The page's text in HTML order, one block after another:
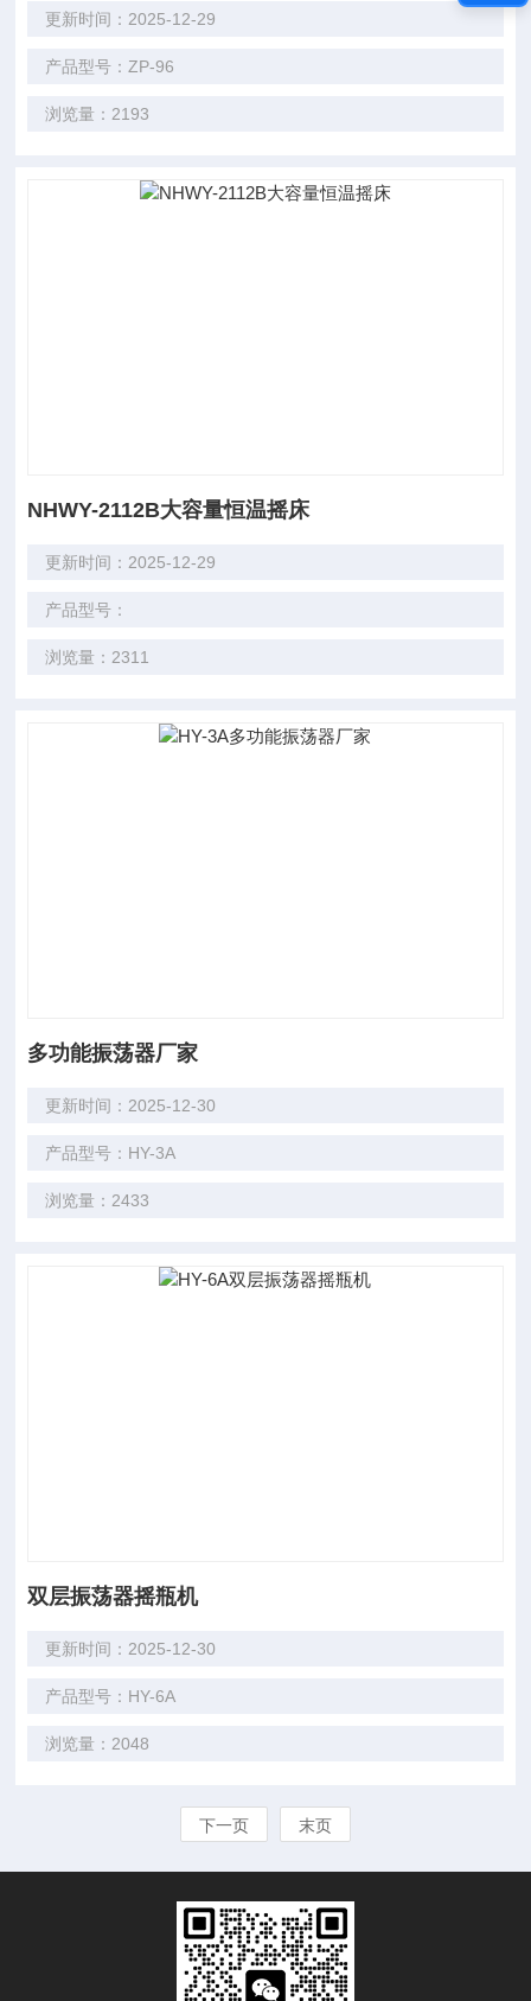
更新时间：2025-12-29
产品型号：ZP-96
浏览量：2193
NHWY-2112B大容量恒温摇床
更新时间：2025-12-29
产品型号：
浏览量：2311
多功能振荡器厂家
更新时间：2025-12-30
产品型号：HY-3A
浏览量：2433
双层振荡器摇瓶机
更新时间：2025-12-30
产品型号：HY-6A
浏览量：2048
下一页 末页